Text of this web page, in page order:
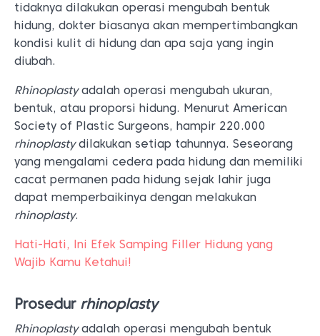
tidaknya dilakukan operasi mengubah bentuk
hidung, dokter biasanya akan mempertimbangkan
kondisi kulit di hidung dan apa saja yang ingin
diubah.
Rhinoplastyadalah operasi mengubah ukuran,
bentuk, atau proporsi hidung. Menurut American
Society of Plastic Surgeons, hampir 220.000
rhinoplastydilakukan setiap tahunnya. Seseorang
yang mengalami cedera pada hidung dan memiliki
cacat permanen pada hidung sejak lahir juga
dapat memperbaikinya dengan melakukan
rhinoplasty.
Hati-Hati, Ini Efek Samping Filler Hidung yang
Wajib Kamu Ketahui!
Prosedur rhinoplasty
Rhinoplastyadalah operasi mengubah bentuk